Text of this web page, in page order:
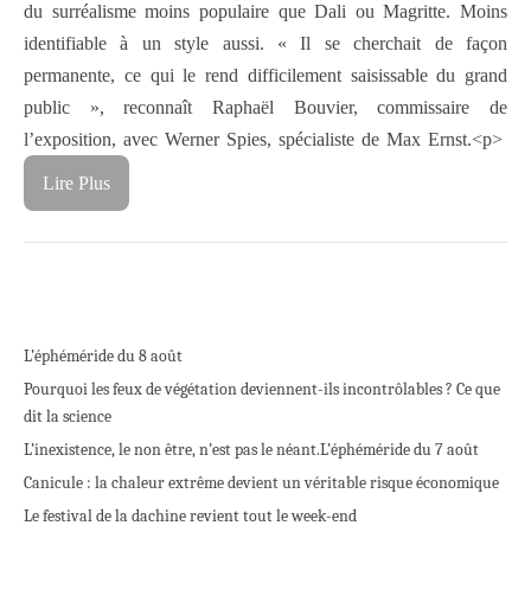
du surréalisme moins populaire que Dali ou Magritte. Moins
identifiable à un style aussi. « Il se cherchait de façon
permanente, ce qui le rend difficilement saisissable du grand
public », reconnaît Raphaël Bouvier, commissaire de
l’exposition, avec Werner Spies, spécialiste de Max Ernst.<p>
Lire Plus
L’éphéméride du 8 août
Pourquoi les feux de végétation deviennent-ils incontrôlables ? Ce que
dit la science
L’inexistence, le non être, n’est pas le néant.L’éphéméride du 7 août
Canicule : la chaleur extrême devient un véritable risque économique
Le festival de la dachine revient tout le week-end